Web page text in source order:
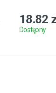
18.82
Dostępny